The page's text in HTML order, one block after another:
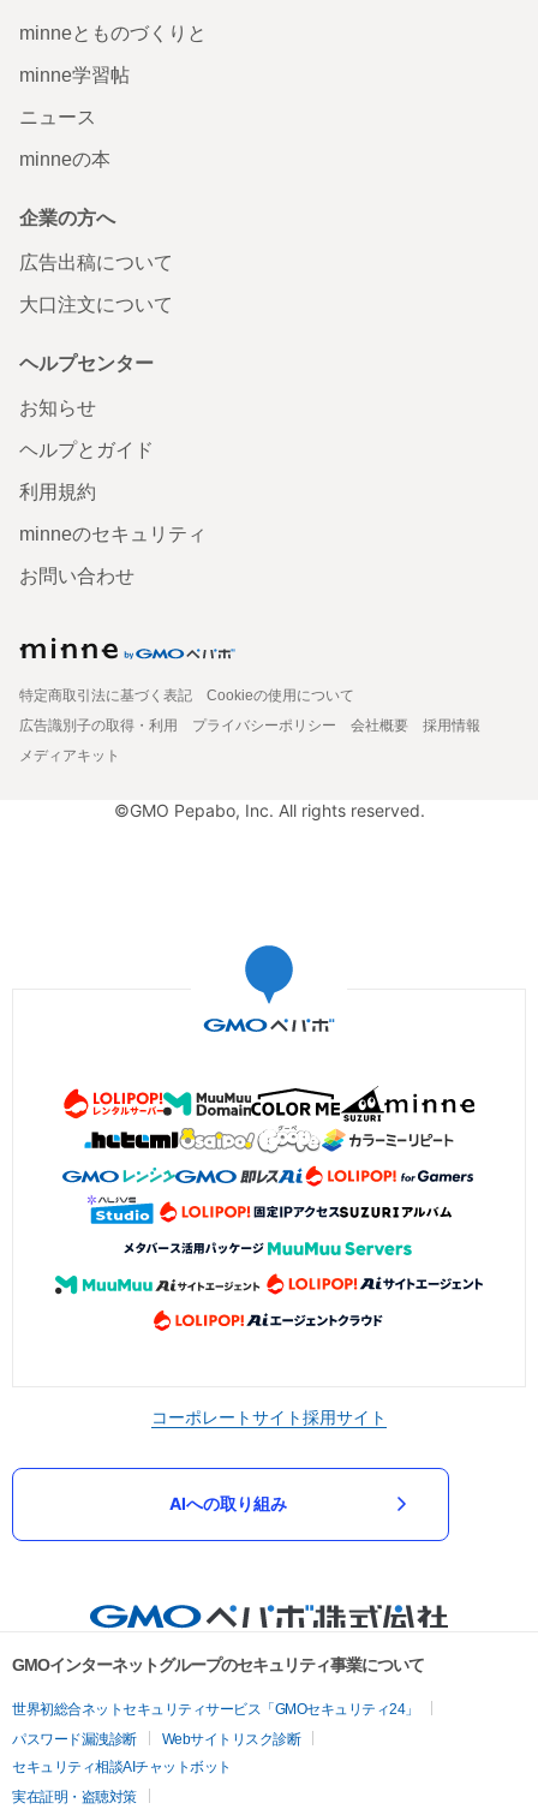
minneとものづくりと
minne学習帖
ニュース
minneの本
企業の方へ
広告出稿について
大口注文について
ヘルプセンター
お知らせ
ヘルプとガイド
利用規約
minneのセキュリティ
お問い合わせ
特定商取引法に基づく表記
Cookieの使用について
広告識別子の取得・利用
プライバシーポリシー 会社概要
採用情報
メディアキット
©GMO Pepabo, Inc. All rights reserved.
コーポレートサイト採用サイト
AIへの取り組み
GMOインターネットグループのセキュリティ事業について
世界初総合ネットセキュリティサービス「GMOセキュリティ24」
パスワード漏洩診断
Webサイトリスク診断
セキュリティ相談AIチャットボット
実在証明・盗聴対策